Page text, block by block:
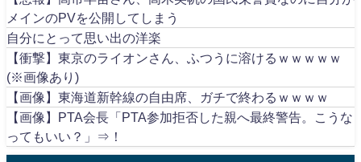
メインのPVを公開してしまう
自分にとって思い出の洋楽
【衝撃】東京のライオンさん、ふつうに溶けるｗｗｗｗｗ
(※画像あり)
【画像】東海道新幹線の自由席、ガチで終わるｗｗｗｗ
【画像】PTA会長「PTA参加拒否した親へ最終警告。こうな
ってもいい？」⇒！